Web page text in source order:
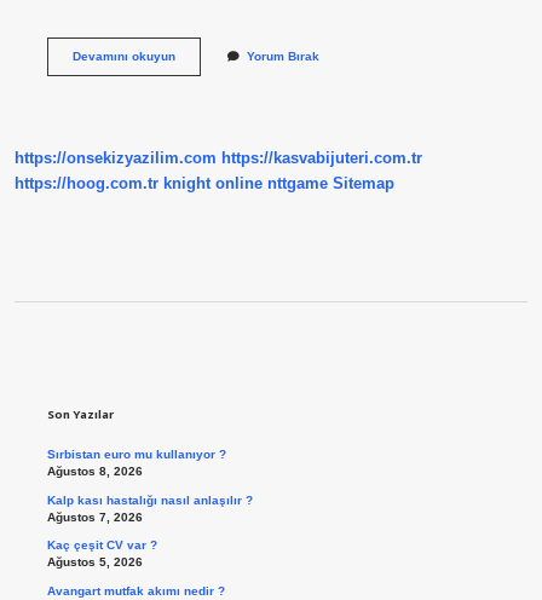
Devamını okuyunAlmanya
Yorum Bırak
https://onsekizyazilim.com https://kasvabijuteri.com.tr
https://hoog.com.tr knight online nttgame Sitemap
Son Yazılar
Sırbistan euro mu kullanıyor ?
Ağustos 8, 2026
Kalp kası hastalığı nasıl anlaşılır ?
Ağustos 7, 2026
Kaç çeşit CV var ?
Ağustos 5, 2026
Avangart mutfak akımı nedir ?